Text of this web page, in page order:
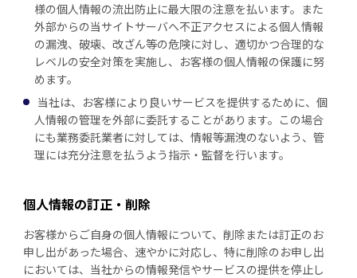
様の個人情報の流出防止に最大限の注意を払います。また
外部からの当サイトサーバへ不正アクセスによる個人情報
の漏洩、破壊、改ざん等の危険に対し、適切かつ合理的な
レベルの安全対策を実施し、お客様の個人情報の保護に努
めます。
当社は、お客様により良いサービスを提供するために、個
人情報の管理を外部に委託することがあります。この場合
にも業務委託業者に対しては、情報等漏洩のないよう、管
理には充分注意を払うよう指示・監督を行います。
個人情報の訂正・削除
お客様からご自身の個人情報について、削除または訂正のお
申し出があった場合、速やかに対応し、特に削除のお申し出
においては、当社からの情報発信やサービスの提供を停止し